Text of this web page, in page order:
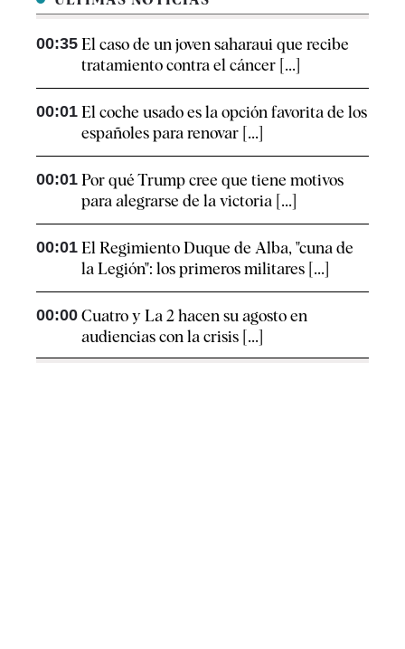
00:35 El caso de un joven saharaui que recibe
tratamiento contra el cáncer [...]
00:01 El coche usado es la opción favorita de los
españoles para renovar [...]
00:01 Por qué Trump cree que tiene motivos
para alegrarse de la victoria [...]
00:01 El Regimiento Duque de Alba, "cuna de
la Legión": los primeros militares [...]
00:00 Cuatro y La 2 hacen su agosto en
audiencias con la crisis [...]